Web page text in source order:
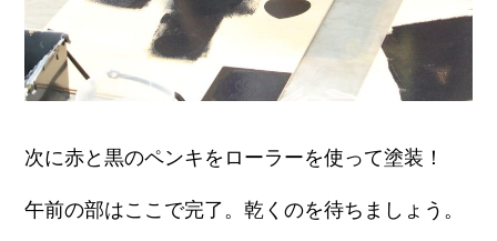
次に赤と黒のペンキをローラーを使って塗装！
午前の部はここで完了。乾くのを待ちましょう。